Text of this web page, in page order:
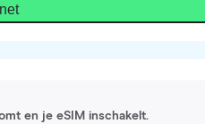
en je eSIM inschakelt.